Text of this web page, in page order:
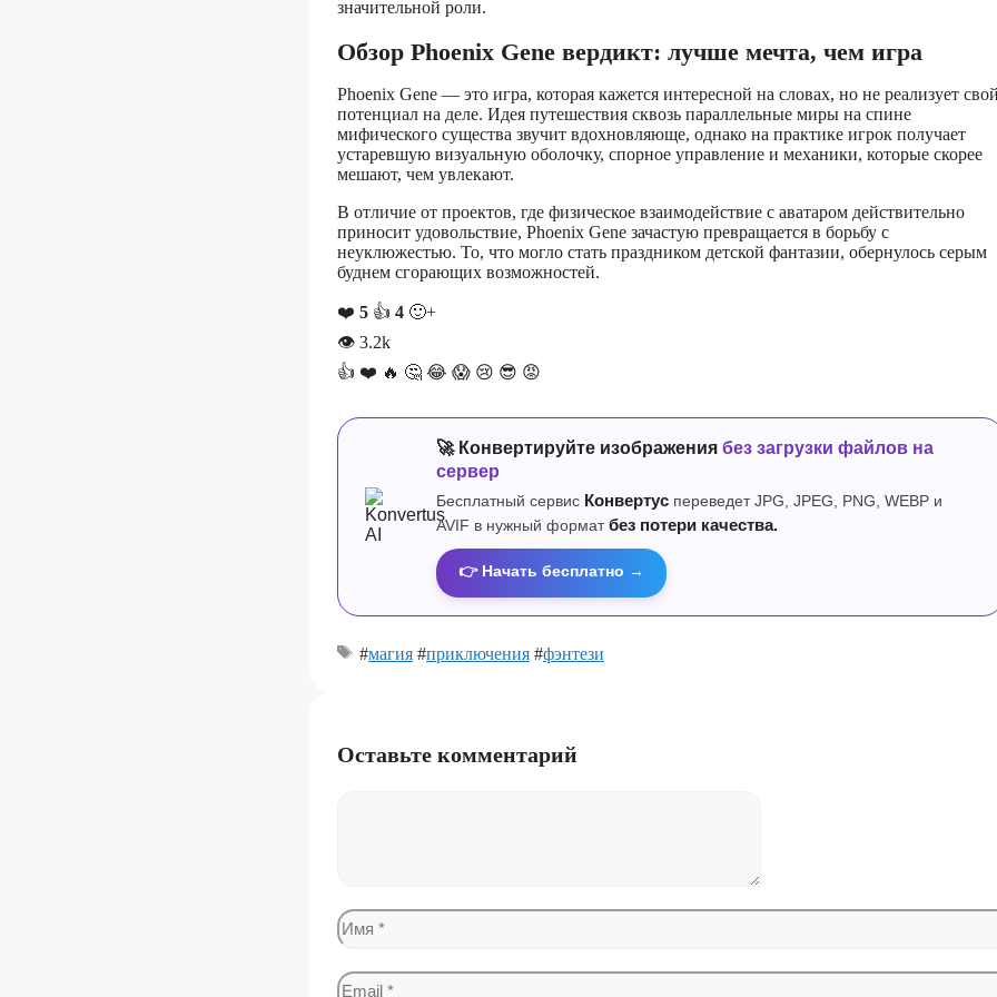
значительной роли.
Обзор Phoenix Gene вердикт: лучше мечта, чем игра
Phoenix Gene — это игра, которая кажется интересной на словах, но не реализует
потенциал на деле. Идея путешествия сквозь параллельные миры на спине
мифического существа звучит вдохновляюще, однако на практике игрок получает
устаревшую визуальную оболочку, спорное управление и механики, которые скорее
мешают, чем увлекают.
В отличие от проектов, где физическое взаимодействие с аватаром действительно
приносит удовольствие, Phoenix Gene зачастую превращается в борьбу с
неуклюжестью. То, что могло стать праздником детской фантазии, обернулось серым
буднем сгорающих возможностей.
❤️ 5 👍 4 🙂+
👁 3.2k
👍 ❤️ 🔥 🤔 😂 😱 😢 😎 😡
🚀 Конвертируйте изображения без загрузки файлов на
сервер
Бесплатный сервис Конвертус переведет JPG, JPEG, PNG, WEBP и
AVIF в нужный формат без потери качества.
👉 Начать бесплатно →
#магия #приключения #фэнтези
Оставьте комментарий
Имя
Email